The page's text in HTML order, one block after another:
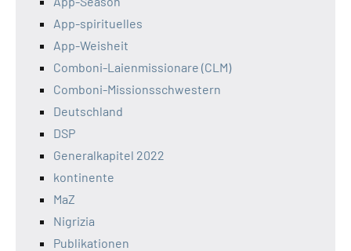
App-spirituelles
App-Weisheit
Comboni-Laienmissionare (CLM)
Comboni-Missionsschwestern
Deutschland
DSP
Generalkapitel 2022
kontinente
MaZ
Nigrizia
Publikationen